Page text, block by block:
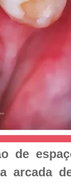
de
arcada